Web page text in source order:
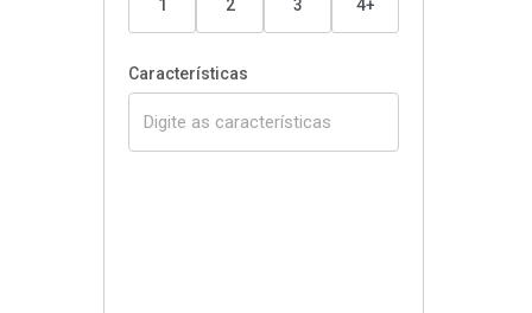
1 2 3 4+
Características